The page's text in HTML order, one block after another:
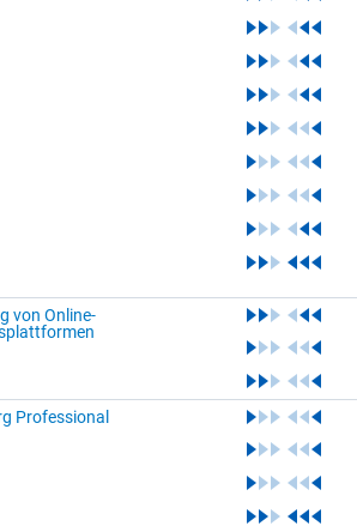
von Online-
Professional